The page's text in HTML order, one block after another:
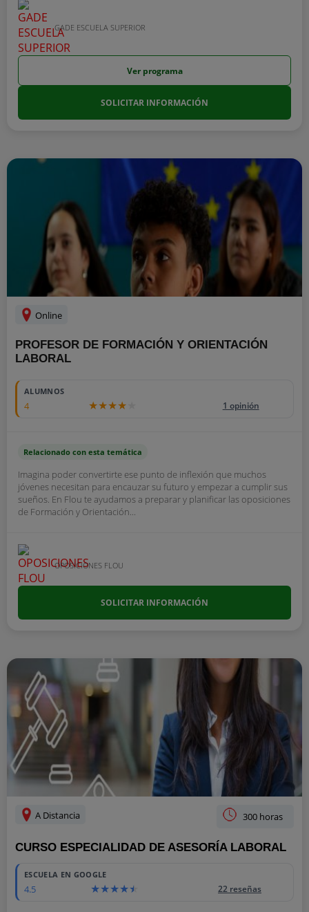
GADE ESCUELA SUPERIOR
Ver programa
SOLICITAR INFORMACIÓN
Online
PROFESOR DE FORMACIÓN Y ORIENTACIÓN
LABORAL
ALUMNOS
4 1 opinión
Relacionado con esta temática
Imagina poder convertirte ese punto de inflexión que muchos
jóvenes necesitan para encauzar su futuro y empezar a cumplir sus
sueños. En Flou te ayudamos a preparar y planificar las oposiciones
de Formación y Orientación...
OPOSICIONES FLOU
SOLICITAR INFORMACIÓN
A Distancia 300 horas
CURSO ESPECIALIDAD DE ASESORÍA LABORAL
ESCUELA EN GOOGLE
4.5 22 reseñas